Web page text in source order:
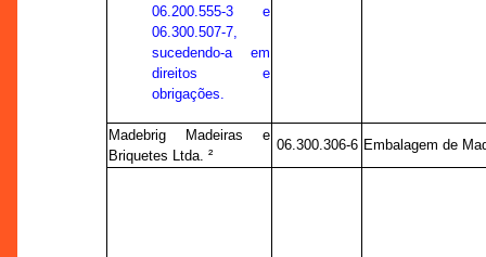
06.200.555-3 e
06.300.507-7,
sucedendo-a em
direitos e
obrigações.
Madebrig Madeiras e
Briquetes Ltda. ²
06.300.306-6 Embalagem de